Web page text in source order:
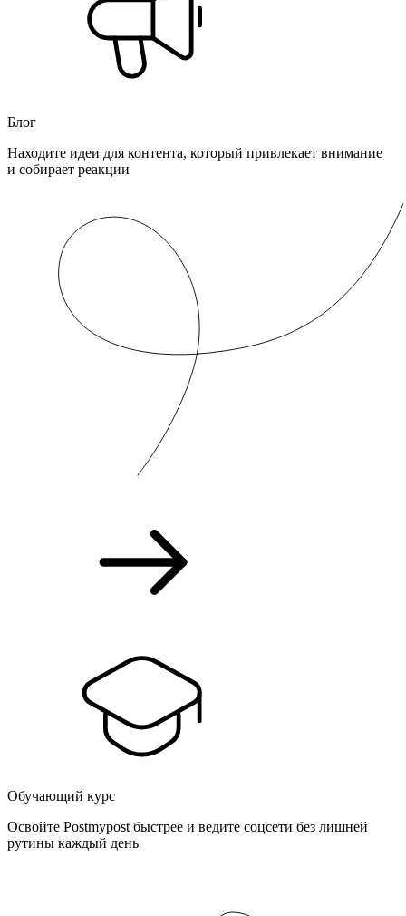
Блог
Находите идеи для контента, который привлекает внимание
и собирает реакции
Обучающий курс
Освойте Postmypost быстрее и ведите соцсети без лишней
рутины каждый день